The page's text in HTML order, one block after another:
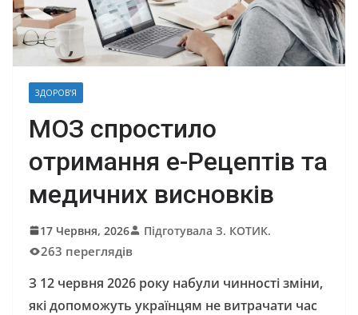
ЗДОРОВ'Я
МОЗ спростило
отримання е-Рецептів та
медичних висновків
17 Червня, 2026 Підготувала З. КОТИК.
263 переглядів
З 12 червня 2026 року набули чинності зміни,
які допоможуть українцям не витрачати час